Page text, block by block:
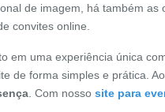
de imagem, há também as
convites online.
em uma experiência única
de forma simples e prática.
. Com nosso site para